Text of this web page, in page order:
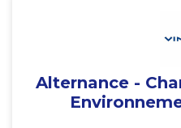
Alternance -